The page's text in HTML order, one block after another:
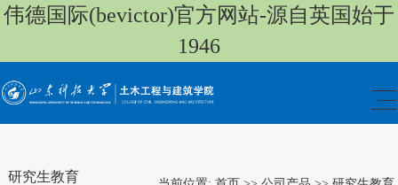
伟德国际(bevictor)官方网站-源自英国始于
1946
研究生教育